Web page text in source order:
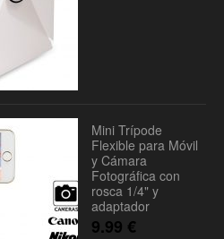
Mini Trípode
Flexible para Móvil
y Cámara
Fotográfica con
rosca 1/4" y
adaptador
9.99 €